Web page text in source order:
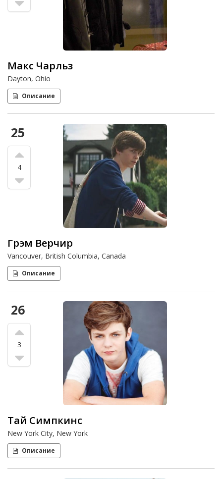
Макс Чарльз
Dayton, Ohio
Описание
25
4
Грэм Верчир
Vancouver, British Columbia, Canada
Описание
26
3
Тай Симпкинс
New York City, New York
Описание